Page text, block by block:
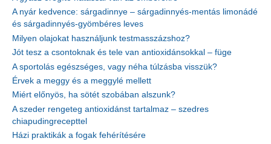
A nyár kedvence: sárgadinnye – sárgadinnyés-mentás limonádé
és sárgadinnyés-gyömbéres leves
Milyen olajokat használjunk testmasszázshoz?
Jót tesz a csontoknak és tele van antioxidánsokkal – füge
A sportolás egészséges, vagy néha túlzásba visszük?
Érvek a meggy és a meggylé mellett
Miért előnyös, ha sötét szobában alszunk?
A szeder rengeteg antioxidánst tartalmaz – szedres
chiapudingrecepttel
Házi praktikák a fogak fehérítésére